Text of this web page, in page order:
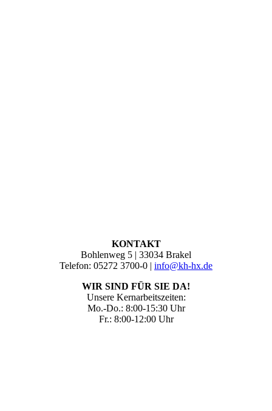
KONTAKT
Bohlenweg 5 | 33034 Brakel
Telefon: 05272 3700-0 | info@kh-hx.de
WIR SIND FÜR SIE DA!
Unsere Kernarbeitszeiten:
Mo.-Do.: 8:00-15:30 Uhr
Fr.: 8:00-12:00 Uhr